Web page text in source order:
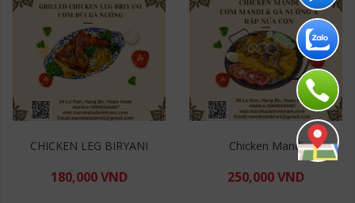
CHICKEN LEG BIRYANI
180,000 VND
Chicken Mandi
250,000 VND